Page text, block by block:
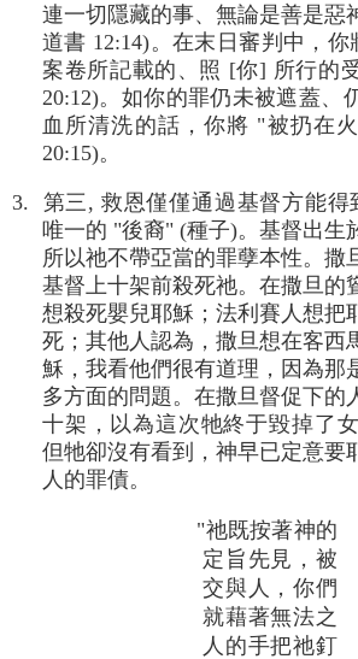
連一切隱藏的事、無論是善是惡
道書 12:14)。在末日審判中，
案卷所記載的、照 [你] 所行的
20:12)。如你的罪仍未被遮蓋、
血所清洗的話，你將 "被扔在
20:15)。
3. 第三, 救恩僅僅通過基督方能得
唯一的 "後裔" (種子)。基督出生
所以祂不帶亞當的罪孽本性。撒
基督上十架前殺死祂。在撒旦的
想殺死嬰兒耶穌；法利賽人想把
死；其他人認為，撒旦想在客西
穌，我看他們很有道理，因為那
多方面的問題。在撒旦督促下的
十架，以為這次牠終于毀掉了
但牠卻沒有看到，神早已定意要
人的罪債。
"祂既按著神的
定旨先見，被
交與人，你們
就藉著無法之
人的手把祂釘